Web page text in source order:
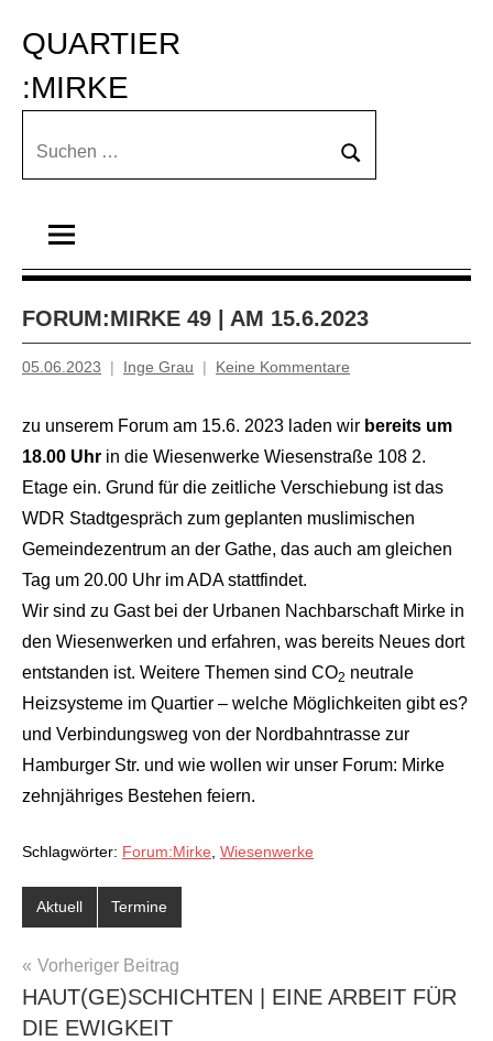
Inhalt
springen
QUARTIER
:MIRKE
Suchen
Suchen
FORUM:MIRKE 49 | AM 15.6.2023
05.06.2023 Inge Grau Keine Kommentare
zu unserem Forum am 15.6. 2023 laden wir bereits um
18.00 Uhr in die Wiesenwerke Wiesenstraße 108 2.
Etage ein. Grund für die zeitliche Verschiebung ist das
WDR Stadtgespräch zum geplanten muslimischen
Gemeindezentrum an der Gathe, das auch am gleichen
Tag um 20.00 Uhr im ADA stattfindet.
Wir sind zu Gast bei der Urbanen Nachbarschaft Mirke in
den Wiesenwerken und erfahren, was bereits Neues dort
entstanden ist. Weitere Themen sind CO2 neutrale
Heizsysteme im Quartier – welche Möglichkeiten gibt es?
und Verbindungsweg von der Nordbahntrasse zur
Hamburger Str. und wie wollen wir unser Forum: Mirke
zehnjähriges Bestehen feiern.
Schlagwörter: Forum:Mirke Wiesenwerke
Aktuell Termine
BEITRAGSNAVIGATION
Vorheriger Beitrag
HAUT(GE)SCHICHTEN | EINE ARBEIT FÜR
DIE EWIGKEIT